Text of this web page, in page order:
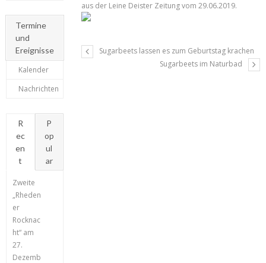
aus der Leine Deister Zeitung vom 29.06.2019.
Sugarbeets lassen es zum Geburtstag krachen
Sugarbeets im Naturbad
Termine
und
Ereignisse
Kalender
Nachrichten
R
ec
en
t
P
op
ul
ar
Zweite
„Rheden
er
Rocknac
ht“ am
27.
Dezemb